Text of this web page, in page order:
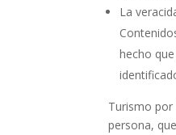
La
hecho
Turismo por
persona,